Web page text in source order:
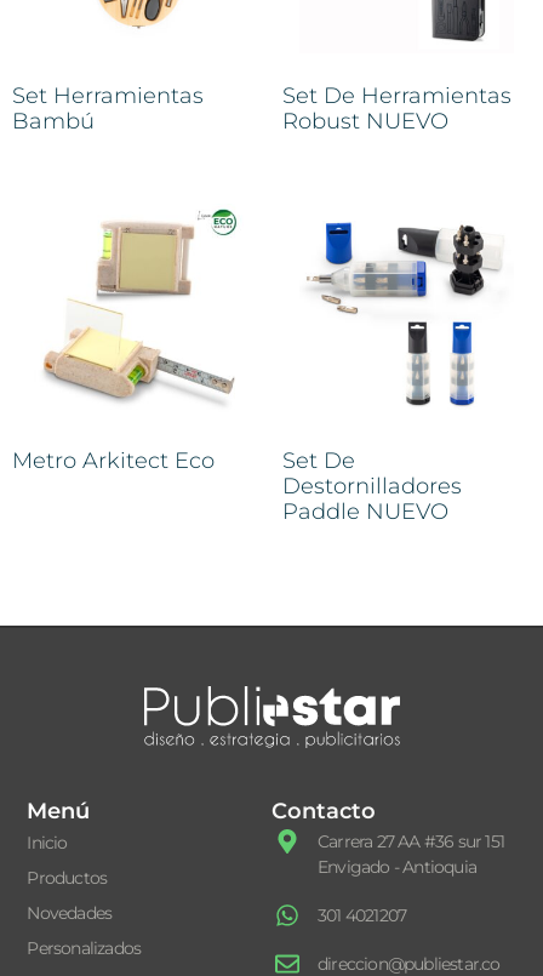
Set Herramientas
Bambú
Set De Herramientas
Robust NUEVO
Metro Arkitect Eco
Set De
Destornilladores
Paddle NUEVO
Menú
Inicio
Productos
Novedades
Personalizados
Contacto
Carrera 27 AA #36 sur 151
Envigado - Antioquia
301 4021207
direccion@publiestar.co